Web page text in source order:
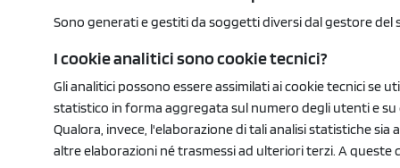
Sono generati e gestiti da soggetti diversi dal gestore
I cookie analitici sono cookie tecnici?
Gli analitici possono essere assimilati ai cookie tecnici
statistico in forma aggregata sul numero degli utenti e su
Qualora, invece, l'elaborazione di tali analisi statistiche
altre elaborazioni né trasmessi ad ulteriori terzi. A queste